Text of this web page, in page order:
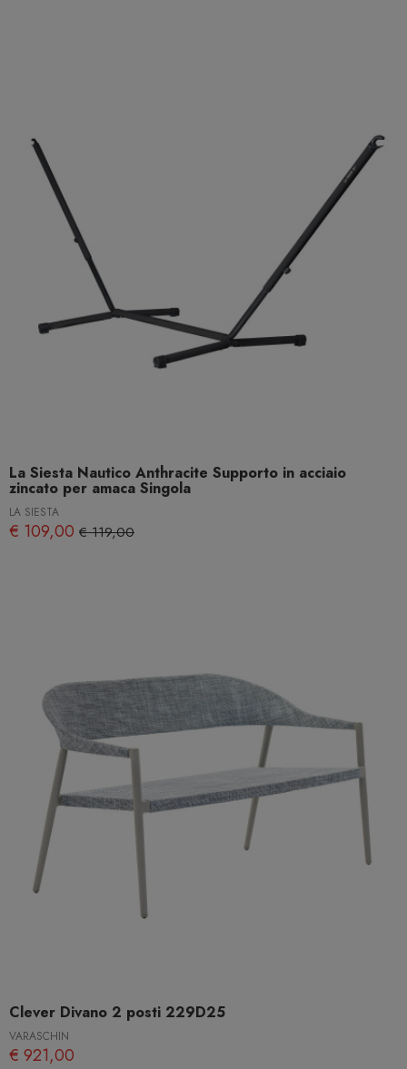
La Siesta Nautico Anthracite Supporto in acciaio
zincato per amaca Singola
LA SIESTA
€ 109,00 € 119,00
Clever Divano 2 posti 229D25
VARASCHIN
€ 921,00